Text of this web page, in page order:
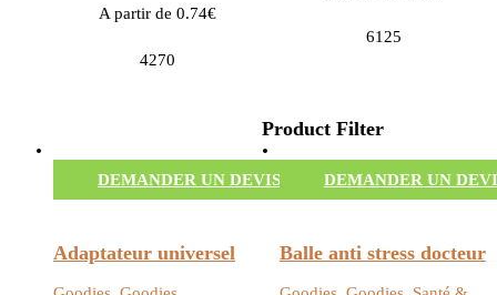
A partir de 0.74€
4270
6125
DEMANDER UN DEVIS
Adaptateur universel
DEMANDER UN
Balle anti stress docteur
Product Filter